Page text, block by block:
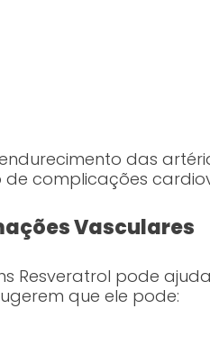
das
complicações
Vasculares
Resveratrol pode
que ele pode: